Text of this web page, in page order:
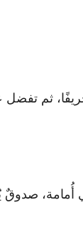
ثم
أُمامة،